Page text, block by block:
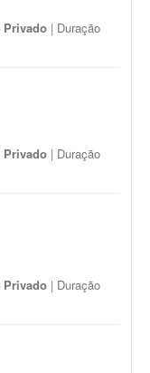
Privado | Duração
Privado | Duração
Privado | Duração